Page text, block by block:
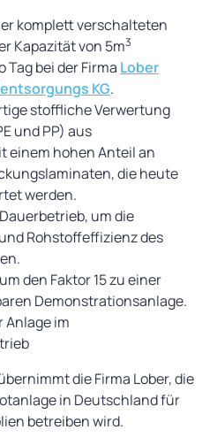
komplett verschalteten
Kapazität von 5m3
bei der Firma Lober
KG.
stoffliche Verwertung
und PP) aus
einem hohen Anteil an
die heute
werden.
um die
Rohstoffeffizienz des
den Faktor 15 zu einer
Demonstrationsanlage.
Anlage im
die Firma Lober, die
in Deutschland für
betreiben wird.